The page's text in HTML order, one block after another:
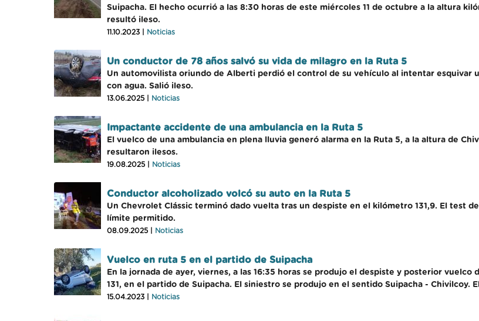
Suipacha. El hecho ocurrió a las 8:30 horas de este miércoles 11 de octubre a la altura
resultó ileso.
11.10.2023 | Noticias
Un conductor de 78 años salvó su vida de milagro en la Ruta 5
Un automovilista oriundo de Alberti perdió el control de su vehículo al intentar esquivar
con agua. Salió ileso.
13.06.2025 | Noticias
Impactante accidente de una ambulancia en la Ruta 5
El vuelco de una ambulancia en plena lluvia generó alarma en la Ruta 5, a la altura de
resultaron ilesos.
19.08.2025 | Noticias
Conductor alcoholizado volcó su auto en la Ruta 5
Un Chevrolet Clássic terminó dado vuelta tras un despiste en el kilómetro 131,9. El test
límite permitido.
08.09.2025 | Noticias
Vuelco en ruta 5 en el partido de Suipacha
En la jornada de ayer, viernes, a las 16:35 horas se produjo el despiste y posterior
131, en el partido de Suipacha. El siniestro se produjo en el sentido Suipacha - Chivilcoy.
15.04.2023 | Noticias